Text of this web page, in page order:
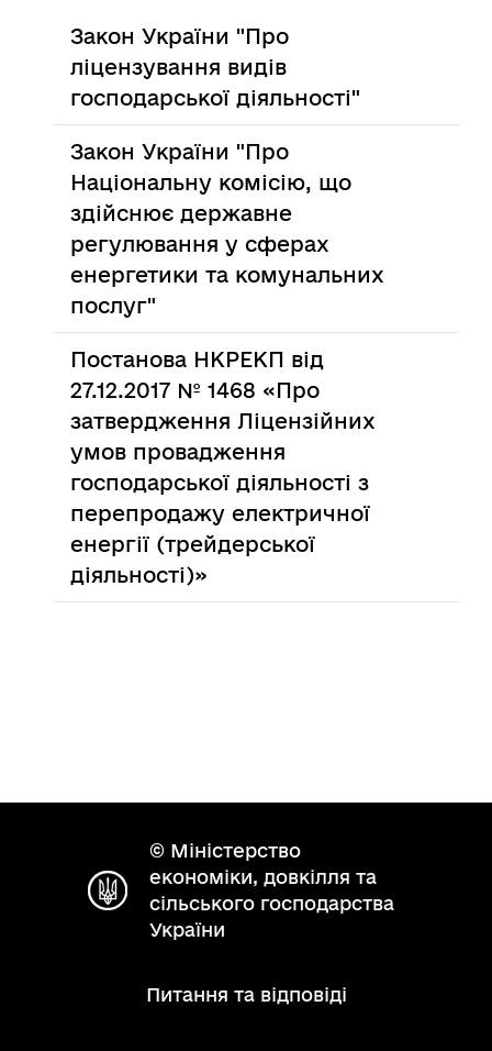
Закон України "Про
ліцензування видів
господарської діяльності"
Закон України "Про
Національну комісію, що
здійснює державне
регулювання у сферах
енергетики та комунальних
послуг"
Постанова НКРЕКП від
27.12.2017 № 1468 «Про
затвердження Ліцензійних
умов провадження
господарської діяльності з
перепродажу електричної
енергії (трейдерської
діяльності)»
© Міністерство
економіки, довкілля та
сільського господарства
України
Питання та відповіді